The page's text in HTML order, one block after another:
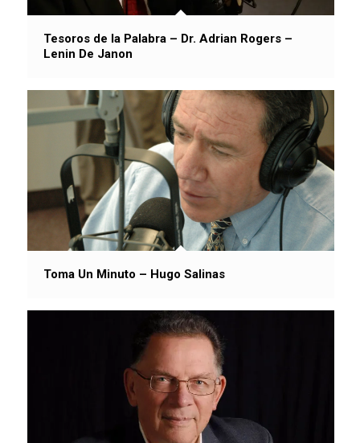
Tesoros de la Palabra – Dr. Adrian Rogers –
Lenin De Janon
Toma Un Minuto – Hugo Salinas